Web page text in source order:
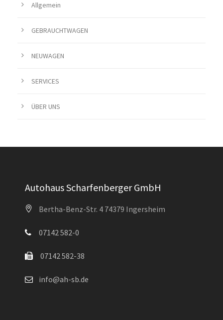
Allgemein
GEBRAUCHTWAGEN
NEUWAGEN
SERVICES
ÜBER UNS
Autohaus Scharfenberger GmbH
Bertha-Benz-Str. 4 74379 Ingersheim
07142 582-0
07142 582-38
info@ah-sb.de